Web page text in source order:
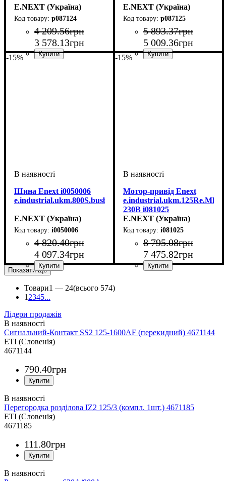
E.NEXT (Україна)
p087124
4 209.56грн
3 578.13грн
E.NEXT (Україна)
p087125
5 893.37грн
5 009.36грн
-15%
Шина Enext i0050006
e.industrial.ukm.800S.busbar
E.NEXT (Україна)
i0050006
4 820.40грн
4 097.34грн
Обладнання
-15%
Мотор-привід Enext
e.industrial.ukm.125Re.MDX
230В i081025
E.NEXT (Україна)
i081025
8 795.08грн
7 475.82грн
Показати ще
Товари1 — 24(всього 574)
1 2345...
Лідери продажів
Сигнальний-Контакт SS2 125-1600AF (перекидний) 4671144
ETI (Словенія)
4671144
790.40грн
Перегородка розділова IZ2 125/3 (компл. 1шт.) 4671185
ETI (Словенія)
4671185
111.80грн